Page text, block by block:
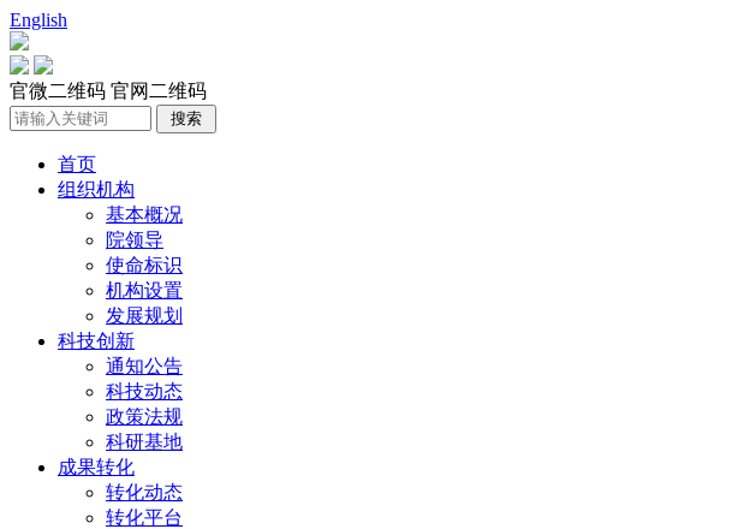
English
官微二维码 官网二维码
首页
组织机构
基本概况
院领导
使命标识
机构设置
发展规划
科技创新
通知公告
科技动态
政策法规
科研基地
成果转化
转化动态
转化平台